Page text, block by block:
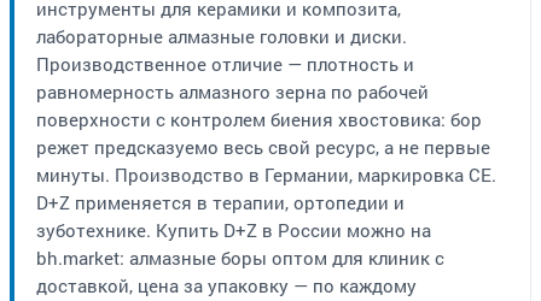
инструменты для керамики и композита,
лабораторные алмазные головки и диски.
Производственное отличие — плотность и
равномерность алмазного зерна по рабочей
поверхности с контролем биения хвостовика: бор
режет предсказуемо весь свой ресурс, а не первые
минуты. Производство в Германии, маркировка CE.
D+Z применяется в терапии, ортопедии и
зуботехнике. Купить D+Z в России можно на
bh.market: алмазные боры оптом для клиник с
доставкой, цена за упаковку — по каждому